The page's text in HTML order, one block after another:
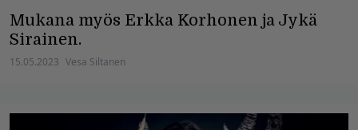
Mukana myös Erkka Korhonen ja Jykä
Sirainen.
15.05.2023 Vesa Siltanen